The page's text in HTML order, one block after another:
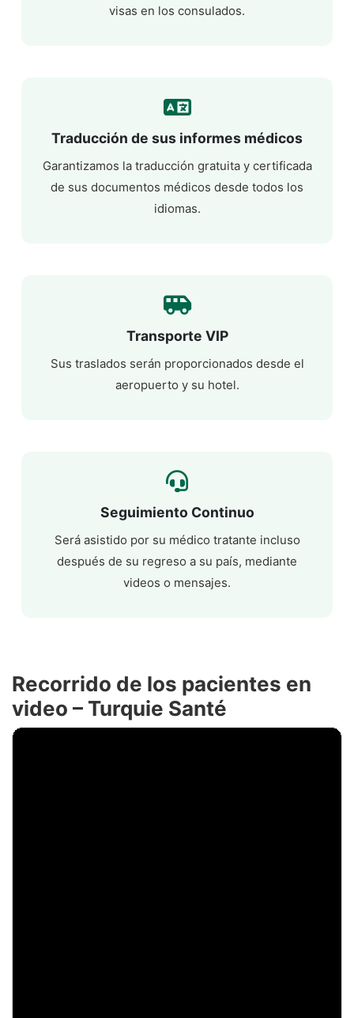
visas en los consulados.
Traducción de sus informes médicos
Garantizamos la traducción gratuita y certificada
de sus documentos médicos desde todos los
idiomas.
Transporte VIP
Sus traslados serán proporcionados desde el
aeropuerto y su hotel.
Seguimiento Continuo
Será asistido por su médico tratante incluso
después de su regreso a su país, mediante
videos o mensajes.
Recorrido de los pacientes en
video – Turquie Santé